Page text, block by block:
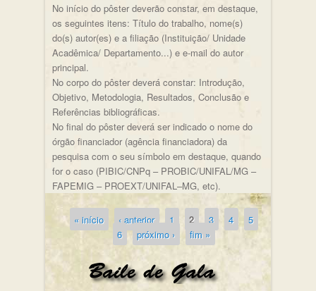
No início do pôster deverão constar, em destaque,
os seguintes itens: Título do trabalho, nome(s)
do(s) autor(es) e a filiação (Instituição/ Unidade
Acadêmica/ Departamento...) e e-mail do autor
principal.
No corpo do pôster deverá constar: Introdução,
Objetivo, Metodologia, Resultados, Conclusão e
Referências bibliográficas.
No final do pôster deverá ser indicado o nome do
órgão financiador (agência financiadora) da
pesquisa com o seu símbolo em destaque, quando
for o caso (PIBIC/CNPq – PROBIC/UNIFAL/MG –
FAPEMIG – PROEXT/UNIFAL–MG, etc).
Páginas
« início ‹ anterior 1 2 3 4
5
6
próximo › fim »